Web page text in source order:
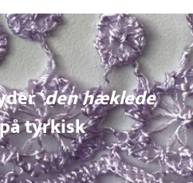
‘den hæklede
tyrkisk